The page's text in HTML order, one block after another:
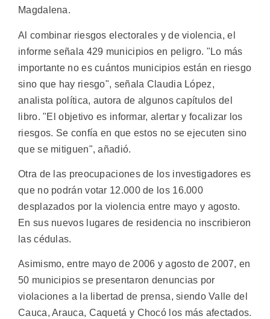
Magdalena.
Al combinar riesgos electorales y de violencia, el
informe señala 429 municipios en peligro. "Lo más
importante no es cuántos municipios están en riesgo
sino que hay riesgo", señala Claudia López,
analista política, autora de algunos capítulos del
libro. "El objetivo es informar, alertar y focalizar los
riesgos. Se confía en que estos no se ejecuten sino
que se mitiguen", añadió.
Otra de las preocupaciones de los investigadores es
que no podrán votar 12.000 de los 16.000
desplazados por la violencia entre mayo y agosto.
En sus nuevos lugares de residencia no inscribieron
las cédulas.
Asimismo, entre mayo de 2006 y agosto de 2007, en
50 municipios se presentaron denuncias por
violaciones a la libertad de prensa, siendo Valle del
Cauca, Arauca, Caquetá y Chocó los más afectados.